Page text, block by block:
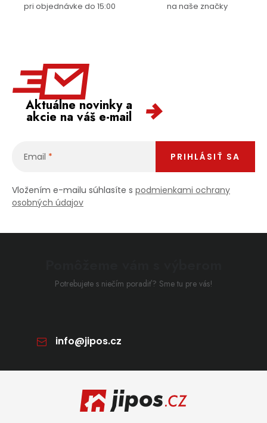
pri objednávke do 15:00 na naše značky
Aktuálne novinky a
akcie na váš e-mail
Email
Vložením e-mailu súhlasíte s podmienkami ochrany
osobných údajov
PRIHLÁSIŤ SA
Potrebujete s niečím poradiť? Sme tu pre vás!
info@jipos.cz